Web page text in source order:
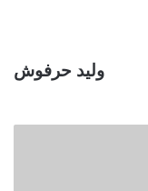
وليد حرفوش